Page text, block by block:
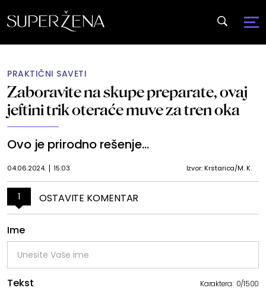
PRAKTIČNI SAVETI
Zaboravite na skupe preparate, ovaj
jeftini trik oteraće muve za tren oka
Ovo je prirodno rešenje...
04.06.2024. 15:03 Izvor: Krstarica/M. K.
1 OSTAVITE KOMENTAR
Ime
Tekst Karaktera: 0/1500